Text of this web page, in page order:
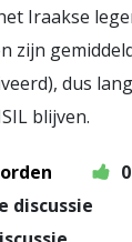
Iraakse
zijn
dus
blijven.
0
discussie